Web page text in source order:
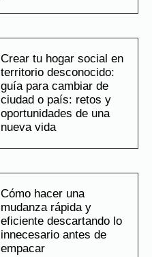
Crear tu hogar social en
territorio desconocido:
guía para cambiar de
ciudad o país: retos y
oportunidades de una
nueva vida
Cómo hacer una
mudanza rápida y
eficiente descartando lo
innecesario antes de
empacar